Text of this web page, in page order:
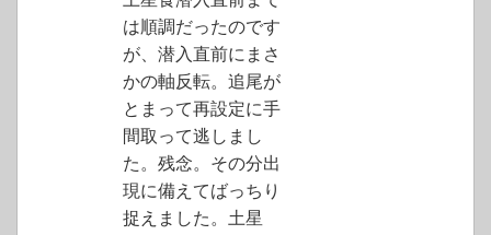
は順調だったのです
が、潜入直前にまさ
かの軸反転。追尾が
とまって再設定に手
間取って逃しまし
た。残念。その分出
現に備えてばっちり
捉えました。土星